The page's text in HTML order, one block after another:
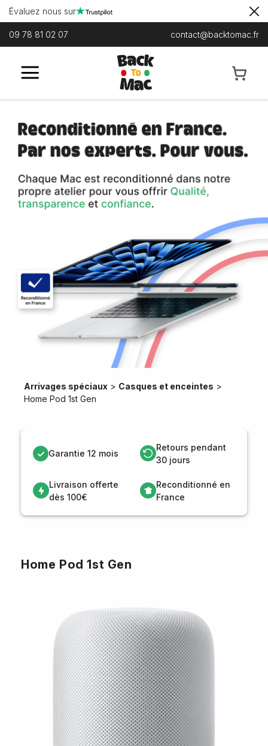
Évaluez nous sur
09 78 81 02 07 contact@backtomac.fr
Arrivages spéciaux > Casques et enceintes >
Home Pod 1st Gen
Garantie 12 mois
Retours pendant
30 jours
Livraison offerte
dès 100€
Reconditionné en
France
Home Pod 1st Gen